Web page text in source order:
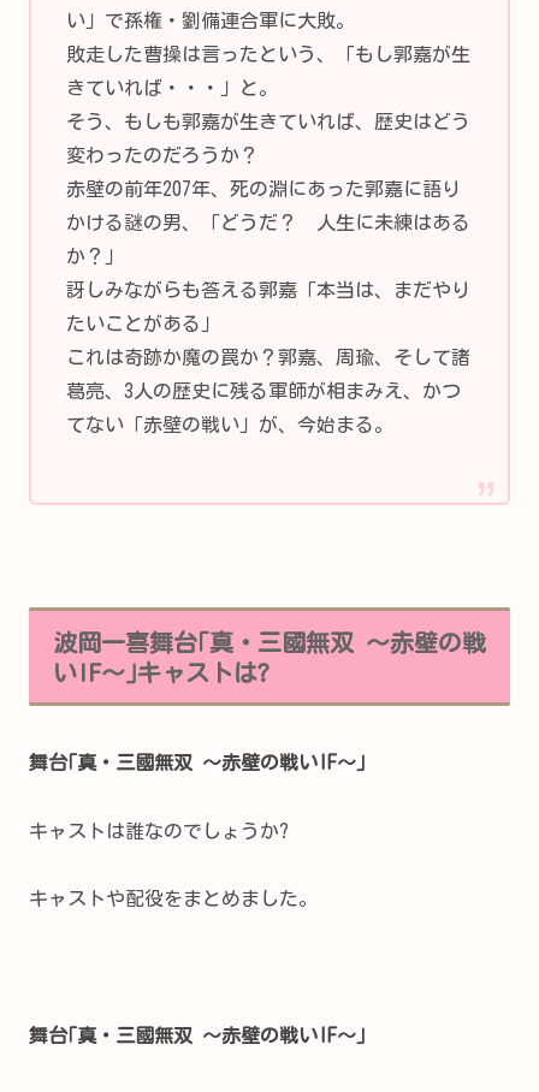
い」で孫権・劉備連合軍に大敗。
敗走した曹操は言ったという、「もし郭嘉が生
きていれば・・・」と。
そう、もしも郭嘉が生きていれば、歴史はどう
変わったのだろうか？
赤壁の前年207年、死の淵にあった郭嘉に語り
かける謎の男、「どうだ？ 人生に未練はある
か？」
訝しみながらも答える郭嘉「本当は、まだやり
たいことがある」
これは奇跡か魔の罠か？郭嘉、周瑜、そして諸
葛亮、3人の歴史に残る軍師が相まみえ、かつ
てない「赤壁の戦い」が、今始まる。
波岡一喜舞台｢真・三國無双 ～赤壁の戦
いIF～｣キャストは?
舞台｢真・三國無双 ～赤壁の戦い IF～｣
キャストは誰なのでしょうか?
キャストや配役をまとめました。
舞台｢真・三國無双 ～赤壁の戦い IF～｣